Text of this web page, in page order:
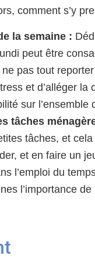
comment s’y
la semaine :
peut être
pas tout
et d’alléger
sur l’ensemble
tâches
tâches, et
et en faire un
l’emploi du
l’importance